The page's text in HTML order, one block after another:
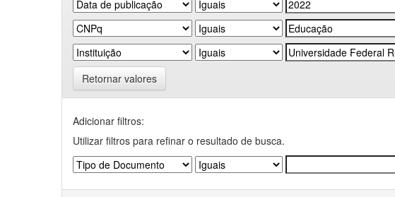
Retornar valores
Adicionar filtros:
Utilizar filtros para refinar o resultado de busca.